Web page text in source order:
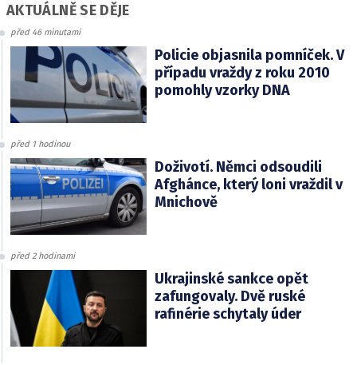
AKTUÁLNĚ SE DĚJE
před 46 minutami
Policie objasnila pomníček. V
případu vraždy z roku 2010
pomohly vzorky DNA
před 1 hodinou
Doživotí. Němci odsoudili
Afghánce, který loni vraždil v
Mnichově
před 2 hodinami
Ukrajinské sankce opět
zafungovaly. Dvě ruské
rafinérie schytaly úder